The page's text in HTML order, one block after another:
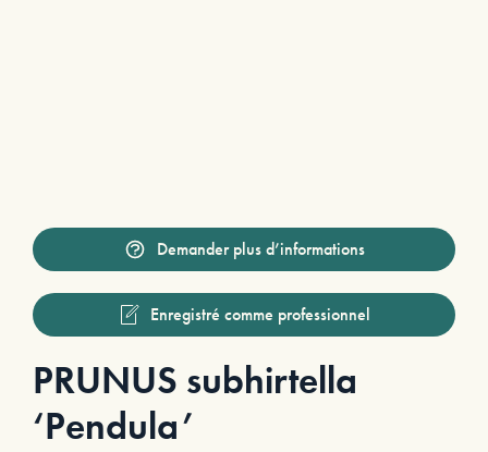
Demander plus d’informations
Enregistré comme professionnel
PRUNUS subhirtella
‘Pendula’